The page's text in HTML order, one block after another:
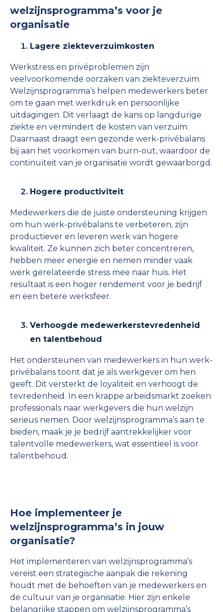
welzijnsprogramma’s voor je
organisatie
Lagere ziekteverzuimkosten
Werkstress en privéproblemen zijn
veelvoorkomende oorzaken van ziekteverzuim.
Welzijnsprogramma’s helpen medewerkers beter
om te gaan met werkdruk en persoonlijke
uitdagingen. Dit verlaagt de kans op langdurige
ziekte en vermindert de kosten van verzuim.
Daarnaast draagt een gezonde werk-privébalans
bij aan het voorkomen van burn-out, waardoor de
continuïteit van je organisatie wordt gewaarborgd.
Hogere productiviteit
Medewerkers die de juiste ondersteuning krijgen
om hun werk-privébalans te verbeteren, zijn
productiever en leveren werk van hogere
kwaliteit. Ze kunnen zich beter concentreren,
hebben meer energie en nemen minder vaak
werk gerelateerde stress mee naar huis. Het
resultaat is een hoger rendement voor je bedrijf
en een betere werksfeer.
Verhoogde medewerkerstevredenheid
en talentbehoud
Het ondersteunen van medewerkers in hun werk-
privébalans toont dat je als werkgever om hen
geeft. Dit versterkt de loyaliteit en verhoogt de
tevredenheid. In een krappe arbeidsmarkt zoeken
professionals naar werkgevers die hun welzijn
serieus nemen. Door welzijnsprogramma’s aan te
bieden, maak je je bedrijf aantrekkelijker voor
talentvolle medewerkers, wat essentieel is voor
talentbehoud.
Hoe implementeer je
welzijnsprogramma’s in jouw
organisatie?
Het implementeren van welzijnsprogramma’s
vereist een strategische aanpak die rekening
houdt met de behoeften van je medewerkers en
de cultuur van je organisatie. Hier zijn enkele
belangrijke stappen om welzijnsprogramma’s